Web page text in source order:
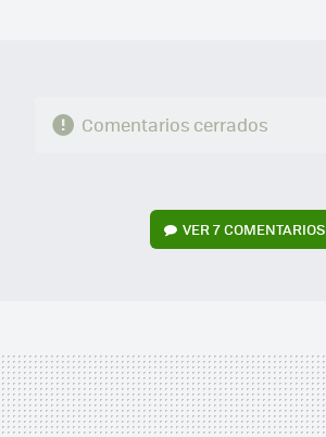
Comentarios cerrados
VER7 COMENTARIOS